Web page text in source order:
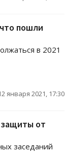
пошли
в 2021
января 2021, 17:30
защиты от
заседаний